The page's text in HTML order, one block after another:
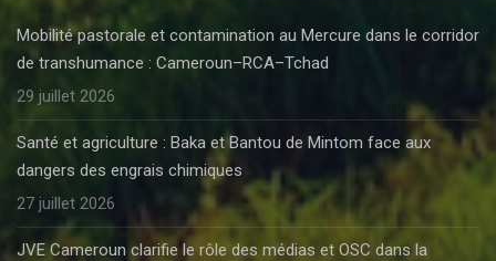
Mobilité pastorale et contamination au Mercure dans le corridor
de transhumance : Cameroun–RCA–Tchad
29 juillet 2026
Santé et agriculture : Baka et Bantou de Mintom face aux
dangers des engrais chimiques
27 juillet 2026
JVE Cameroun clarifie le rôle des médias et OSC dans la